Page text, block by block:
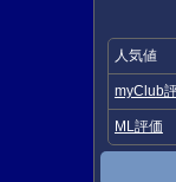
人気値
myClub
ML評価